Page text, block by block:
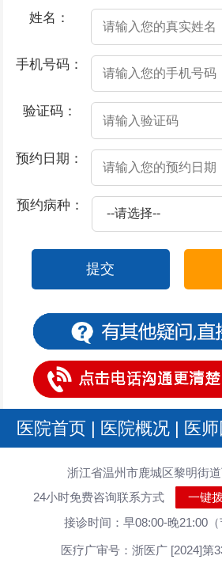
姓名：
手机号码：
验证码：
预约日期：
预约病种：
提交
医院首页 | 医院概况 | 医
浙江省温州市鹿城区黎明街
24小时免费咨询联系方式
一键
接诊时间：早08:00-晚21:00（
医疗广审号：浙医广 [2024]第